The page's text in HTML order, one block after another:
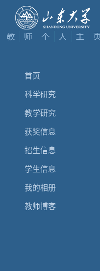
首页
科学研究
教学研究
获奖信息
招生信息
学生信息
我的相册
教师博客